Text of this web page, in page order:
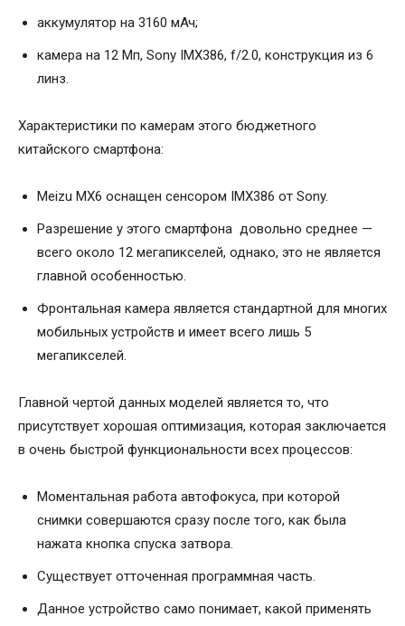
аккумулятор на 3160 мАч;
камера на 12 Мп, Sony IMX386, f/2.0, конструкция из 6
линз.
Характеристики по камерам этого бюджетного
китайского смартфона:
Meizu MX6 оснащен сенсором IMX386 от Sony.
Разрешение у этого смартфона довольно среднее —
всего около 12 мегапикселей, однако, это не является
главной особенностью.
Фронтальная камера является стандартной для многих
мобильных устройств и имеет всего лишь 5
мегапикселей.
Главной чертой данных моделей является то, что
присутствует хорошая оптимизация, которая заключается
в очень быстрой функциональности всех процессов:
Моментальная работа автофокуса, при которой
снимки совершаются сразу после того, как была
нажата кнопка спуска затвора.
Существует отточенная программная часть.
Данное устройство само понимает, какой применять